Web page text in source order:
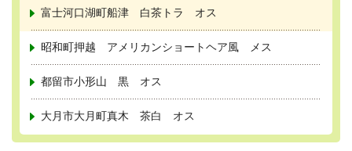
富士河口湖町船津 白茶トラ オス
昭和町押越 アメリカンショートヘア風 メス
都留市小形山 黒 オス
大月市大月町真木 茶白 オス